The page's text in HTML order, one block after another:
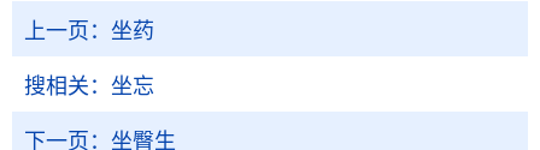
上一页： 坐药
搜相关： 坐忘
下一页： 坐臀生